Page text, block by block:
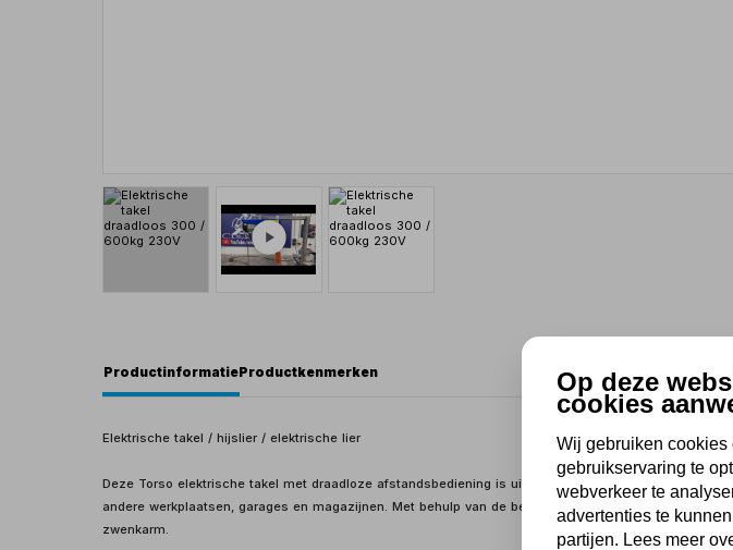
ProductinformatieProductkenmerken
Elektrische takel / hijslier / elektrische lier
Deze Torso elektrische takel met draadloze afstandsbediening is uitermate geschikt voor allerlei
andere werkplaatsen, garages en magazijnen. Met behulp van de beugels is de lier makkelijk te
zwenkarm.
Op deze
cookies
Wij gebruiken cookies
gebruikservaring te
webverkeer te
advertenties te
partijen. Lees meer